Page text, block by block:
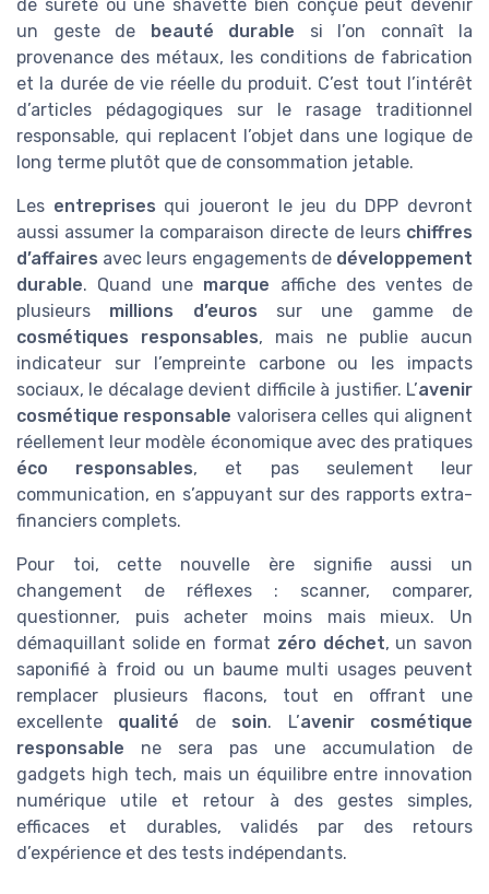
de sûreté ou une shavette bien conçue peut devenir
un geste de
beauté durable si l’on connaît la
provenance des métaux, les conditions de fabrication
et la durée de vie réelle du produit. C’est tout l’intérêt
d’articles pédagogiques sur le rasage traditionnel
responsable, qui replacent l’objet dans une logique de
long terme plutôt que de consommation jetable.
Les entreprises qui joueront le jeu du DPP devront
aussi assumer la comparaison directe de leurs chiffres
d’affaires avec leurs engagements de développement
durable. Quand une marque affiche des ventes de
plusieurs millions d’euros sur une gamme de
cosmétiques responsables, mais ne publie aucun
indicateur sur l’empreinte carbone ou les impacts
sociaux, le décalage devient difficile à justifier. L’avenir
cosmétique responsable valorisera celles qui alignent
réellement leur modèle économique avec des pratiques
éco responsables, et pas seulement leur
communication, en s’appuyant sur des rapports extra-
financiers complets.
Pour toi, cette nouvelle ère signifie aussi un
changement de réflexes : scanner, comparer,
questionner, puis acheter moins mais mieux. Un
démaquillant solide en format zéro déchet, un savon
saponifié à froid ou un baume multi usages peuvent
remplacer plusieurs flacons, tout en offrant une
excellente qualité de soin. L’avenir cosmétique
responsable ne sera pas une accumulation de
gadgets high tech, mais un équilibre entre innovation
numérique utile et retour à des gestes simples,
efficaces et durables, validés par des retours
d’expérience et des tests indépendants.